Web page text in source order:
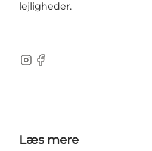
lejligheder.
Instagram
Facebook
Læs mere